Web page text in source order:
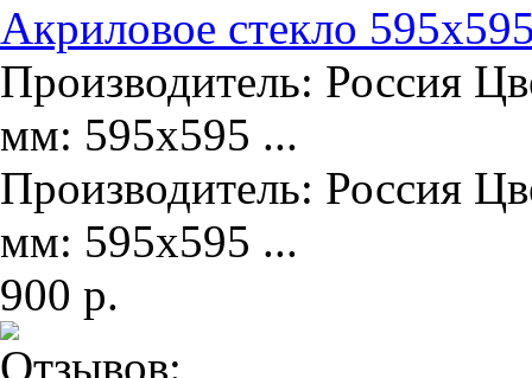
Акриловое стекло
Производитель: Россия
мм: 595х595 ...
Производитель: Россия
мм: 595х595 ...
900 р.